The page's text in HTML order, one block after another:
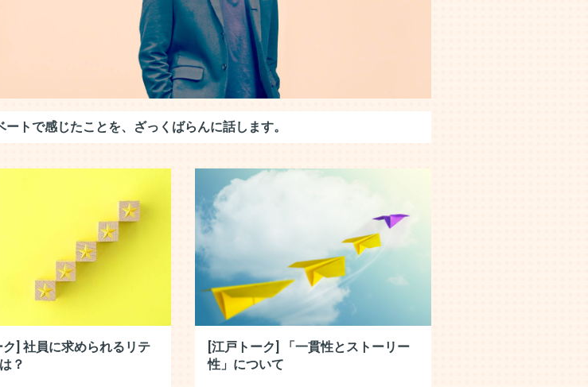
トで感じたことを、ざっくばらんに話します。
ク] 社員に求められるリテ
？
[江戸トーク] 「一貫性とストーリー
性」について